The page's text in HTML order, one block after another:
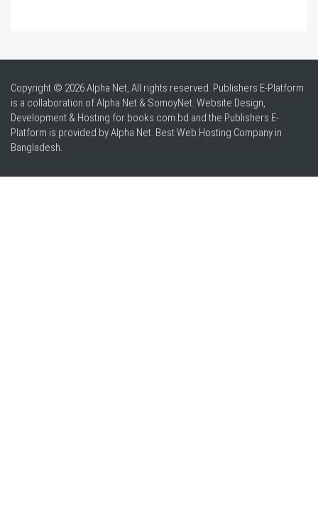
Copyright © 2026 Alpha Net, All rights reserved. Publishers E-Platform
is a collaboration of Alpha Net & SomoyNet. Website Design,
Development & Hosting for books.com.bd and the Publishers E-
Platform is provided by Alpha Net. BestWeb Hosting Company in
Bangladesh.